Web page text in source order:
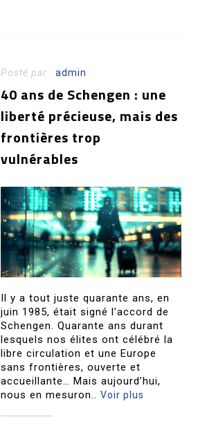
Posté par :admin
40 ans de Schengen : une
liberté précieuse, mais des
frontières trop
vulnérables
Il y a tout juste quarante ans, en
juin 1985, était signé l’accord de
Schengen. Quarante ans durant
lesquels nos élites ont célébré la
libre circulation et une Europe
sans frontières, ouverte et
accueillante… Mais aujourd’hui,
nous en mesuron..Voir plus